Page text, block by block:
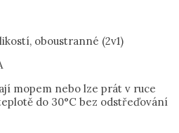
oboustranné (2v1)
mopem nebo lze prát v ruce
do 30°C bez odstřeďování